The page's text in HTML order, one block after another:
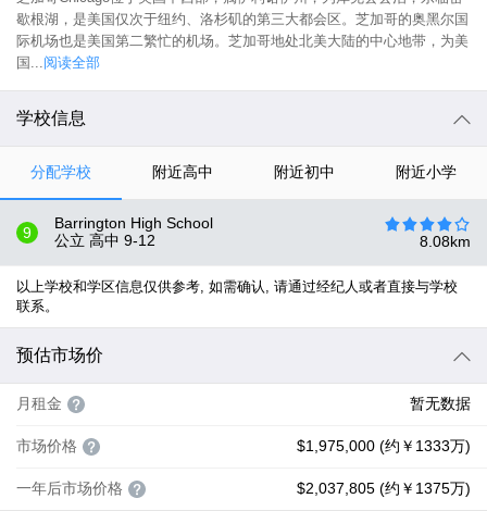
歇根湖，是美国仅次于纽约、洛杉矶的第三大都会区。芝加哥的奥黑尔国
际机场也是美国第二繁忙的机场。芝加哥地处北美大陆的中心地带，为美
国...阅读全部
学校信息
分配学校 附近高中 附近初中 附近小学
9
Barrington High School
公立 高中 9-12 8.08km
以上学校和学区信息仅供参考, 如需确认, 请通过经纪人或者直接与学校
联系。
预估市场价
月租金 暂无数据
市场价格 $1,975,000 (约￥1333万)
一年后市场价格 $2,037,805 (约￥1375万)